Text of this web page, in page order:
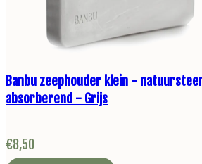
Banbu zeephouder klein -
absorberend - Grijs
€8,50